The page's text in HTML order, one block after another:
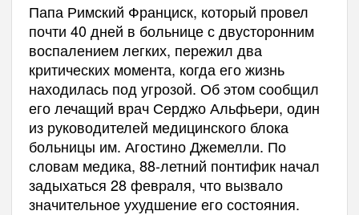
Папа Римский Франциск, который провел
почти 40 дней в больнице с двусторонним
воспалением легких, пережил два
критических момента, когда его жизнь
находилась под угрозой. Об этом сообщил
его лечащий врач Серджо Альфьери, один
из руководителей медицинского блока
больницы им. Агостино Джемелли. По
словам медика, 88-летний понтифик начал
задыхаться 28 февраля, что вызвало
значительное ухудшение его состояния.